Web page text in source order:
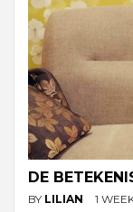
DE
BY LILIAN 1